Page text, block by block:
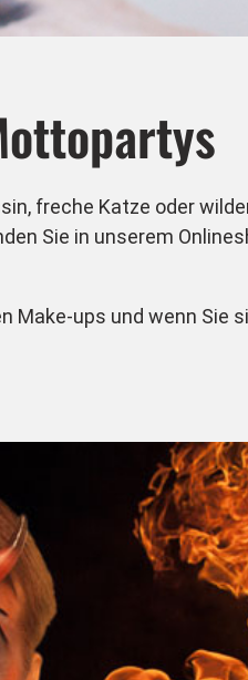
freche Katze oder
Sie in unserem
Make-ups und wenn Sie